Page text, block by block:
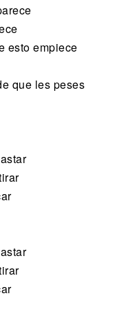
esto empiece
que les peses